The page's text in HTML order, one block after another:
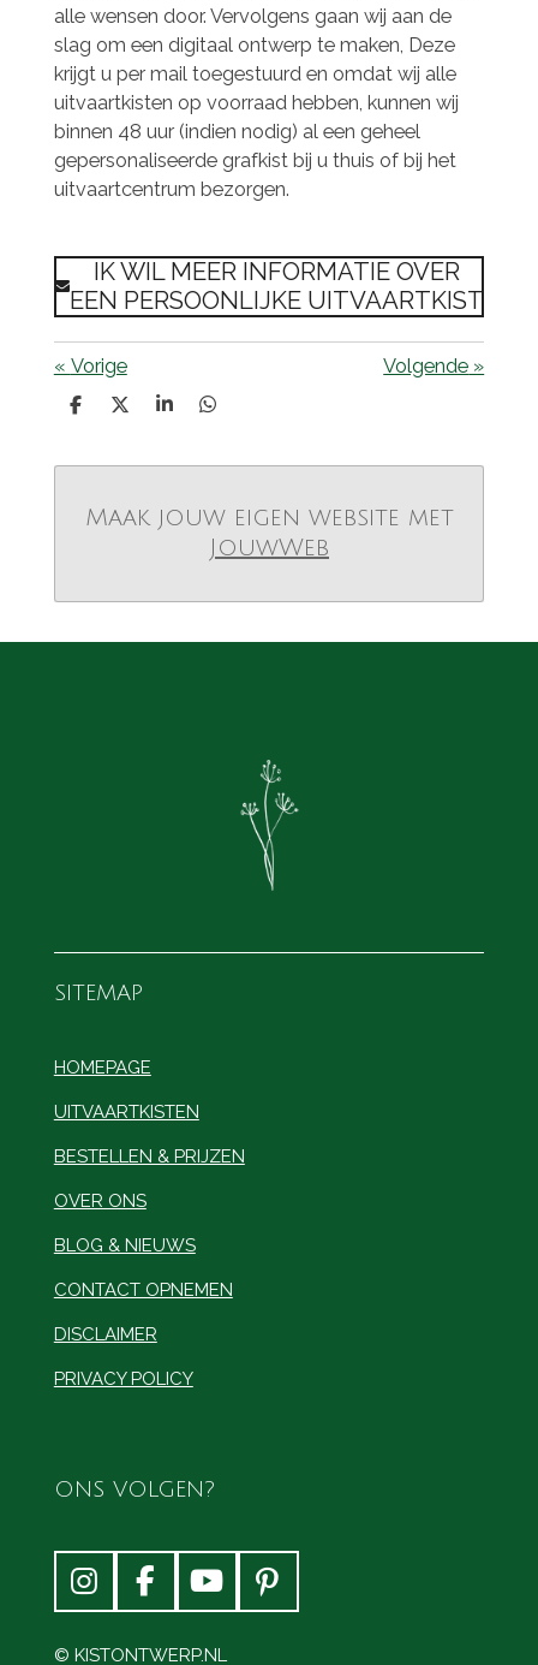
alle wensen door. Vervolgens gaan wij aan de
slag om een digitaal ontwerp te maken, Deze
krijgt u per mail toegestuurd en omdat wij alle
uitvaartkisten op voorraad hebben, kunnen wij
binnen 48 uur (indien nodig) al een geheel
gepersonaliseerde grafkist bij u thuis of bij het
uitvaartcentrum bezorgen.
IK WIL MEER INFORMATIE OVER
EEN PERSOONLIJKE UITVAARTKIST
« Vorige Volgende »
D
e
D
l
S
r
D
e
Maak jouw eigen website met
JouwWeb
SITEMAP
HOMEPAGE
UITVAARTKISTEN
BESTELLEN & PRIJZEN
OVER ONS
BLOG & NIEUWS
CONTACT OPNEMEN
DISCLAIMER
PRIVACY POLICY
ONS VOLGEN?
I
s
F
c
Y
u
P
© KISTONTWERP.NL